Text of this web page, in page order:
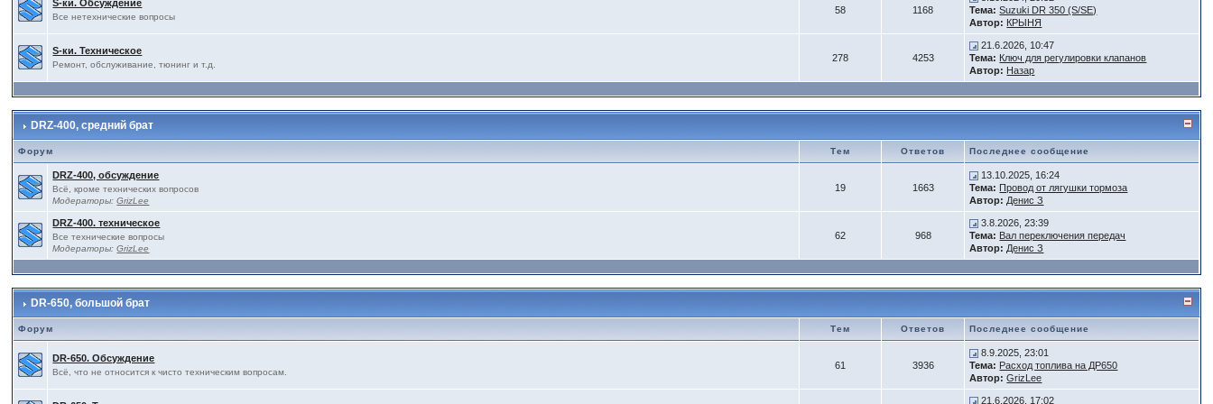
S-ки. Обсуждение
Все нетехнические вопросы
58 1168
Тема: Suzuki DR 350 (S/SE)
Автор: КРЫНЯ
S-ки. Техническое
Ремонт, обслуживание, тюнинг и т.д.
278 4253
21.6.2026, 10:47
Тема: Ключ для регулировки клапанов
Автор: Назар
DRZ-400, средний брат
Форум Тем Ответов Последнее сообщение
DRZ-400, обсуждение
Всё, кроме технических вопросов
Модераторы:GrizLee
19 1663
13.10.2025, 16:24
Тема: Провод от лягушки тормоза
Автор: Денис З
DRZ-400. техническое
Все технические вопросы
Модераторы:GrizLee
62 968
3.8.2026, 23:39
Тема: Вал переключения передач
Автор: Денис З
DR-650, большой брат
Форум Тем Ответов Последнее сообщение
DR-650. Обсуждение
Всё, что не относится к чисто техническим вопросам.
61 3936
8.9.2025, 23:01
Тема: Расход топлива на ДР650
Автор: GrizLee
21.6.2026, 17:02